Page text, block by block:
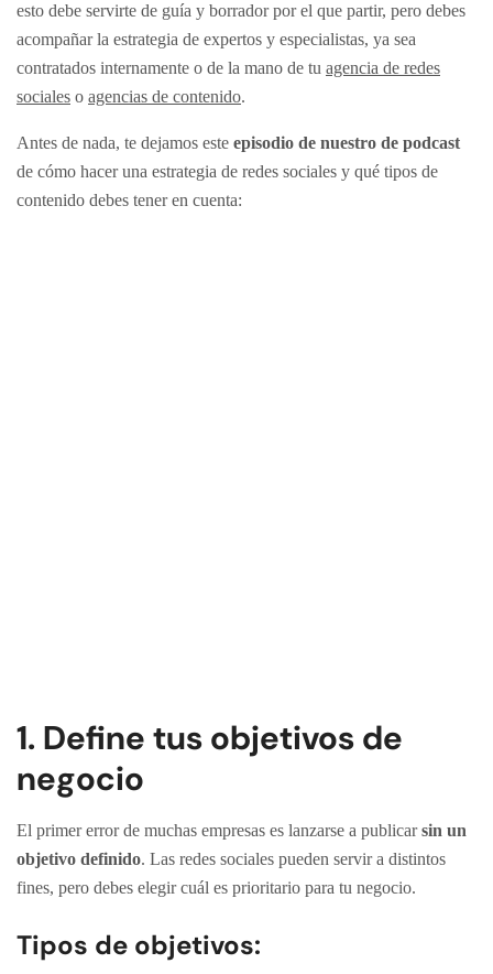
esto debe servirte de guía y borrador por el que partir, pero debes
acompañar la estrategia de expertos y especialistas, ya sea
contratados internamente o de la mano de tu agencia de redes
sociales o agencias de contenido.
Antes de nada, te dejamos este episodio de nuestro de podcast
de cómo hacer una estrategia de redes sociales y qué tipos de
contenido debes tener en cuenta:
1. Define tus objetivos de
negocio
El primer error de muchas empresas es lanzarse a publicarsin un
objetivo definido. Las redes sociales pueden servir a distintos
fines, pero debes elegir cuál es prioritario para tu negocio.
Tipos de objetivos: